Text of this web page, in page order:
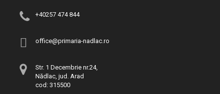
+40257 474 844
office@primaria-nadlac.ro
Str. 1 Decembrie nr.24,
Nădlac, jud. Arad
cod: 315500